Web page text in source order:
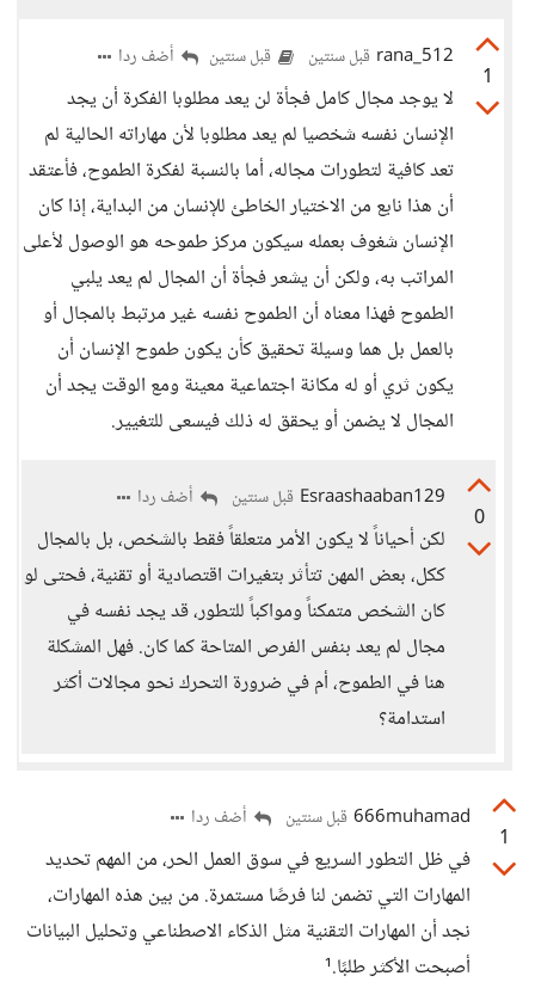
1
rana_512 قبل سنتين قبل سنتين أضف ردا
لا يوجد مجال كامل فجأة لن يعد مطلوبا الفكرة أن يجد
الإنسان نفسه شخصيا لم يعد مطلوبا لأن مهاراته الحالية لم
تعد كافية لتطورات مجاله، أما بالنسبة لفكرة الطموح، فأعتقد
أن هذا نابع من الاختيار الخاطئ للإنسان من البداية، إذا كان
الإنسان شغوف بعمله سيكون مركز طموحه هو الوصول لأعلى
المراتب به، ولكن أن يشعر فجأة أن المجال لم يعد يلبي
الطموح فهذا معناه أن الطموح نفسه غير مرتبط بالمجال أو
بالعمل بل هما وسيلة تحقيق كأن يكون طموح الإنسان أن
يكون ثري أو له مكانة اجتماعية معينة ومع الوقت يجد أن
المجال لا يضمن أو يحقق له ذلك فيسعى للتغيير.
0
Esraashaaban129 قبل سنتين أضف ردا
لكن أحياناً لا يكون الأمر متعلقاً فقط بالشخص، بل بالمجال
ككل، بعض المهن تتأثر بتغيرات اقتصادية أو تقنية، فحتى لو
كان الشخص متمكناً ومواكباً للتطور، قد يجد نفسه في
مجال لم يعد بنفس الفرص المتاحة كما كان. فهل المشكلة
هنا في الطموح، أم في ضرورة التحرك نحو مجالات أكثر
استدامة؟
1
666muhamad قبل سنتين أضف ردا
في ظل التطور السريع في سوق العمل الحر، من المهم تحديد
المهارات التي تضمن لنا فرصًا مستمرة. من بين هذه المهارات،
نجد أن المهارات التقنية مثل الذكاء الاصطناعي وتحليل البيانات
أصبحت الأكثر طلبًا.¹